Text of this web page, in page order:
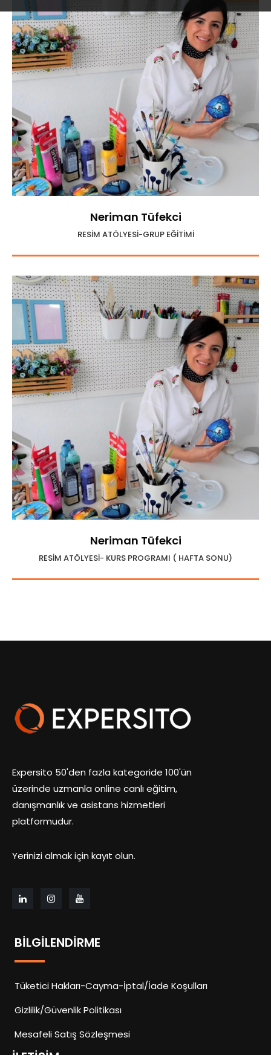
Neriman Tüfekci
RESİM ATÖLYESİ-GRUP EĞİTİMİ
Neriman Tüfekci
RESİM ATÖLYESİ- KURS PROGRAMI ( HAFTA SONU)
Expersito 50'den fazla kategoride 100'ün
üzerinde uzmanla online canlı eğitim,
danışmanlık ve asistans hizmetleri
platformudur.
Yerinizi almak için kayıt olun.
BILGILENDIRME
Tüketici Hakları-Cayma-İptal/İade Koşulları
Gizlilik/Güvenlik Politikası
Mesafeli Satış Sözleşmesi